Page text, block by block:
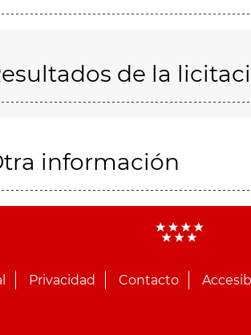
de la
información
Privacidad Contacto